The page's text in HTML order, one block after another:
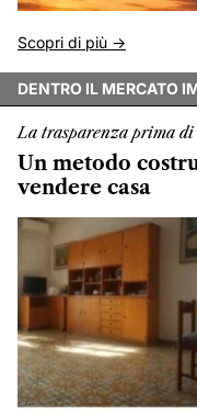
Scopri di più ->
DENTRO IL MERCATO
La trasparenza prima
Un metodo
vendere casa